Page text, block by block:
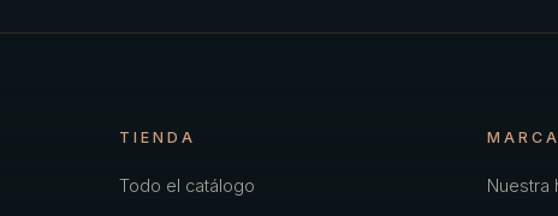
TIENDA
Todo el catálogo
MARCA
Nuestra